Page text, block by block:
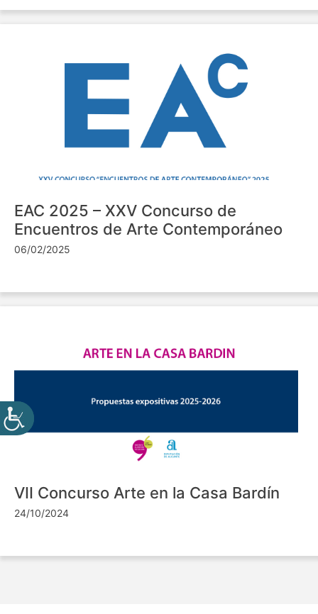
EAC 2025 – XXV Concurso de
Encuentros de Arte Contemporáneo
06/02/2025
VII Concurso Arte en la Casa Bardín
24/10/2024